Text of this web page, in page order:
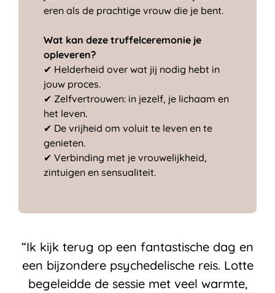
eren als de prachtige vrouw die je bent.
Wat kan deze truffelceremonie je
opleveren?
✔ Helderheid over wat jij nodig hebt in
jouw proces.
✔ Zelfvertrouwen: in jezelf, je lichaam en
het leven.
✔ De vrijheid om voluit te leven en te
genieten.
✔ Verbinding met je vrouwelijkheid,
zintuigen en sensualiteit.
“Ik kijk terug op een fantastische dag en
een bijzondere psychedelische reis. Lotte
begeleidde de sessie met veel warmte,